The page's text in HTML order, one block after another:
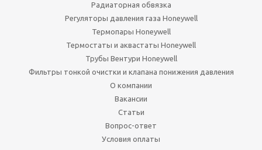
Радиаторная обвязка
Регуляторы давления газа Honeywell
Термопары Honeywell
Термостаты и аквастаты Honeywell
Трубы Вентури Honeywell
Фильтры тонкой очистки и клапана понижения давления
О компании
Вакансии
Статьи
Вопрос-ответ
Условия оплаты